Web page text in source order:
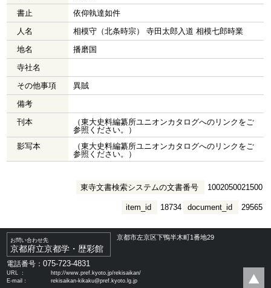
書止
依仰執達如件
人名
相模守（北条時宗） 寺田太郎入道 相模七郎時業
地名
播磨国
寺社名
その他事項
異賊
備考
刊本
（東大史料編纂所ユニオンカタログへのリンクをご
参照ください。）
影写本
（東大史料編纂所ユニオンカタログへのリンクをご
参照ください。）
東寺文書検索システムの文書番号 1002050021500
document_id 29565
item_id 18734
お問い合わせ先
京都府立京都学・歴彩館
京都市左京区下鴨半木町1番地29
電話番号：075-723-4831
URL ：
http://www.pref.kyoto.jp/rekisaikan/
E-mail：
rekisaikan-kikaku@pref.kyoto.lg.jp